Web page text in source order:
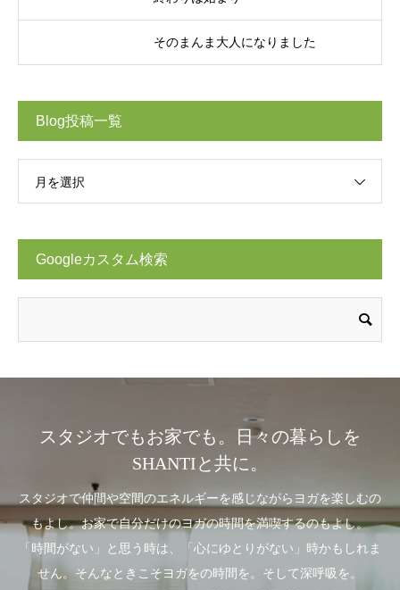
そのまんま大人になりました
Blog投稿一覧
月を選択
Googleカスタム検索
スタジオでもお家でも。日々の暮らしを
SHANTIと共に。
スタジオで仲間や空間のエネルギーを感じながらヨガを楽しむの
もよし。お家で自分だけのヨガの時間を満喫するのもよし。
「時間がない」と思う時は、「心にゆとりがない」時かもしれま
せん。そんなときこそヨガをの時間を。そして深呼吸を。